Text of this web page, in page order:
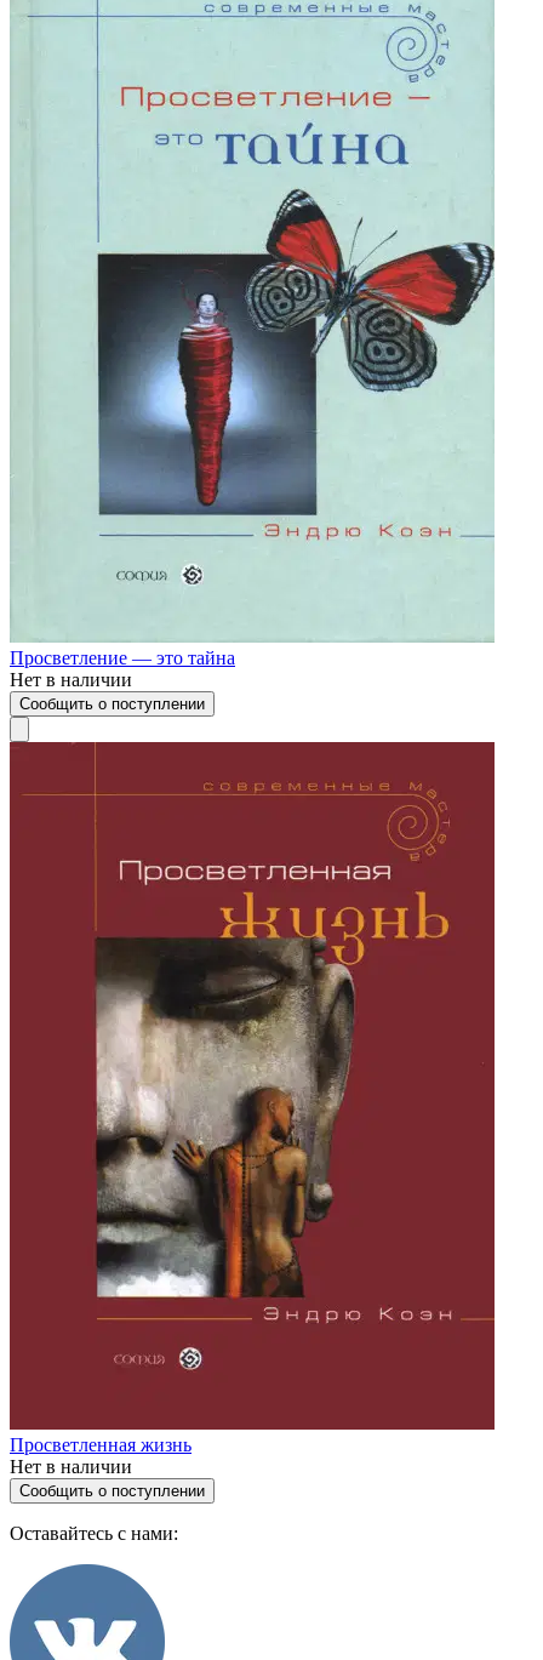
Просветление — это тайна
Нет в наличии
Сообщить о поступлении
Просветленная жизнь
Нет в наличии
Сообщить о поступлении
Оставайтесь с нами: